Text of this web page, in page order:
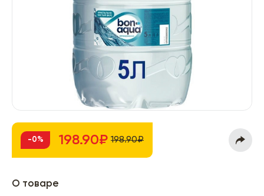
-0% 198.90₽ 198.90₽
О товаре